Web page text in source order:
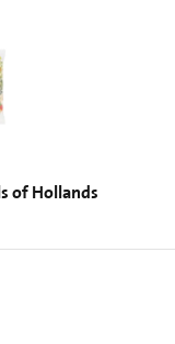
of Hollands